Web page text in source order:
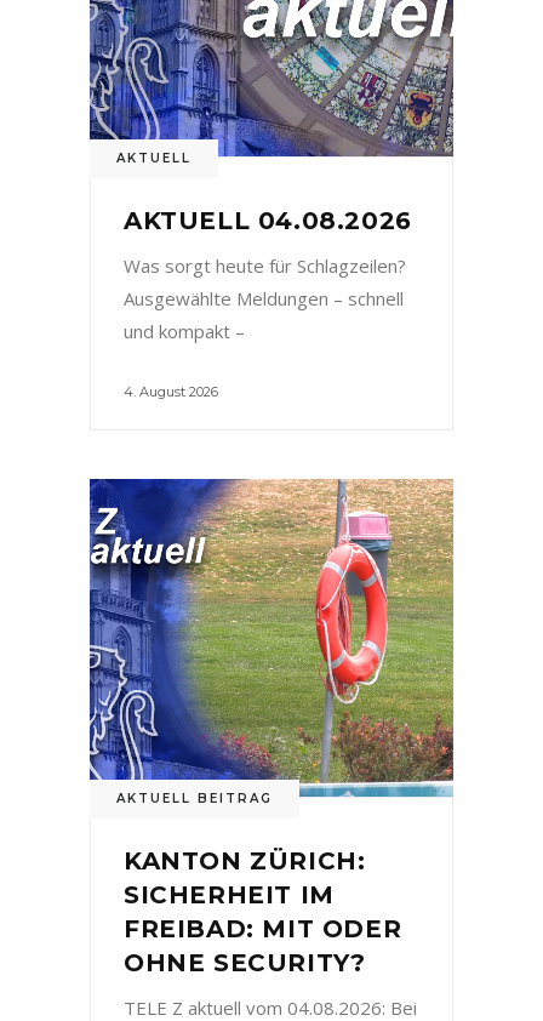
AKTUELL
AKTUELL 04.08.2026
Was sorgt heute für Schlagzeilen?
Ausgewählte Meldungen – schnell
und kompakt –
4. August 2026
AKTUELL BEITRAG
KANTON ZÜRICH:
SICHERHEIT IM
FREIBAD: MIT ODER
OHNE SECURITY?
TELE Z aktuell vom 04.08.2026: Bei